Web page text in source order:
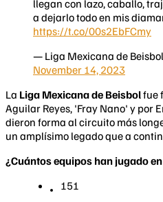
llegan con lazo, caballo,
a dejarlo todo en mis
https://t.co/00s2EbFCmy
— Liga Mexicana de
November 14, 2023
La Liga Mexicana de Beisbolfue
Aguilar Reyes, 'Fray Nano' y por
dieron forma al circuito más
un amplísimo legado que a
¿Cuántos equipos han jugado
151